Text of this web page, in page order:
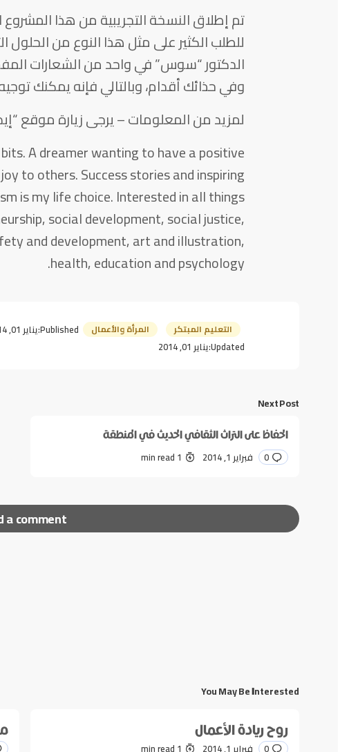
للطلب الكثير على مثل هذا النوع من الحلول
الدكتور “سوس” في واحد من الشعارات
وفي حذائك أقدام، وبالتالي فإنه يمكنك
لمزيد من المعلومات – يرجى زيارة موقع
A dreamer wanting to have a positive
to others. Success stories and inspiring
is my life choice. Interested in all things
social development, social justice,
and development, art and illustration,
health, education and psychology.
التعليم المبتكر المرأة والأعمال Published:يناير 01, 2014
Updated:يناير 01, 2014
Next Post
الحفاظ على التراث الثقافي الحديث في المنطقة
0 فبراير 1, 2014 1 min read
a comment
You May Be Interested
روح ريادة الأعمال
0 فبراير 1, 2014 1 min read